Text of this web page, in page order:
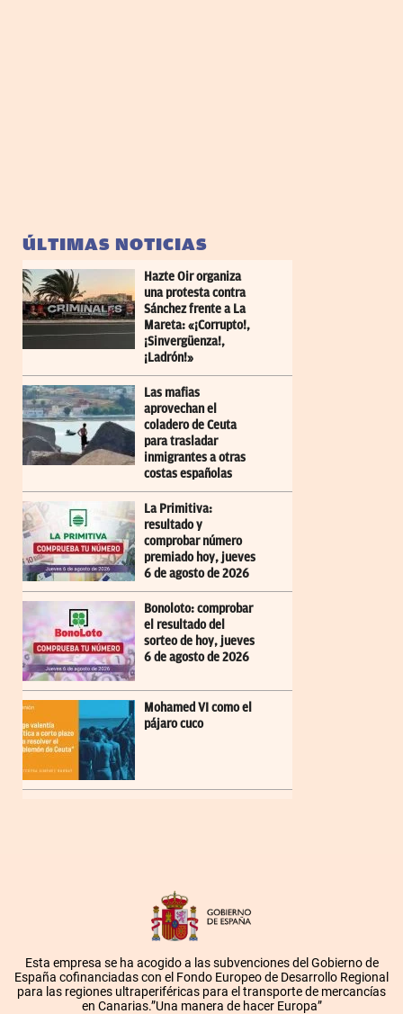
ÚLTIMAS NOTICIAS
Hazte Oir organiza
una protesta contra
Sánchez frente a La
Mareta: «¡Corrupto!,
¡Sinvergüenza!,
¡Ladrón!»
Las mafias
aprovechan el
coladero de Ceuta
para trasladar
inmigrantes a otras
costas españolas
La Primitiva:
resultado y
comprobar número
premiado hoy, jueves
6 de agosto de 2026
Bonoloto: comprobar
el resultado del
sorteo de hoy, jueves
6 de agosto de 2026
Mohamed VI como el
pájaro cuco
Esta empresa se ha acogido a las subvenciones del Gobierno de
España cofinanciadas con el Fondo Europeo de Desarrollo Regional
para las regiones ultraperiféricas para el transporte de mercancías
en Canarias.”Una manera de hacer Europa”